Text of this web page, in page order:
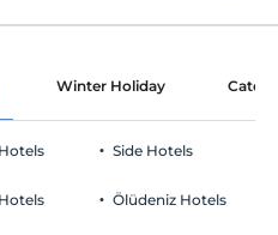
and all rooms
Winter Holiday
Side Hotels
Ölüdeniz Hotels